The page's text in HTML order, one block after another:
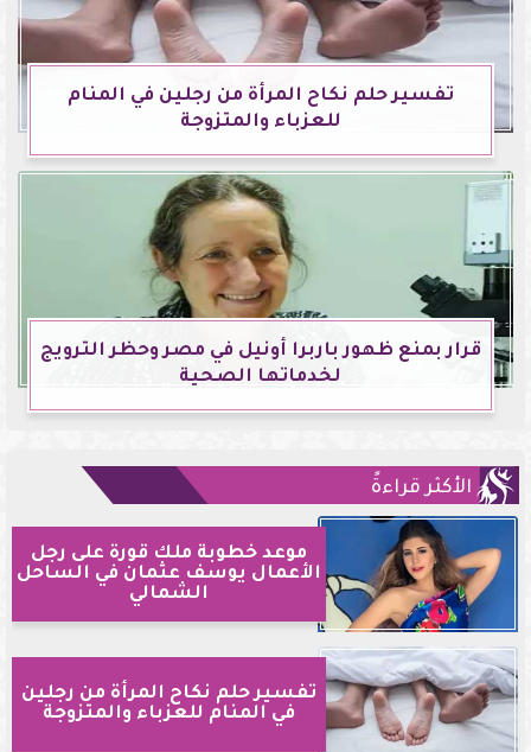
تفسير حلم نكاح المرأة من رجلين في المنام
للعزباء والمتزوجة
قرار بمنع ظهور باربرا أونيل في مصر وحظر الترويج
لخدماتها الصحية
الأكثر قراءةً
موعد خطوبة ملك قورة على رجل
الأعمال يوسف عثمان في الساحل
الشمالي
تفسير حلم نكاح المرأة من رجلين
في المنام للعزباء والمتزوجة